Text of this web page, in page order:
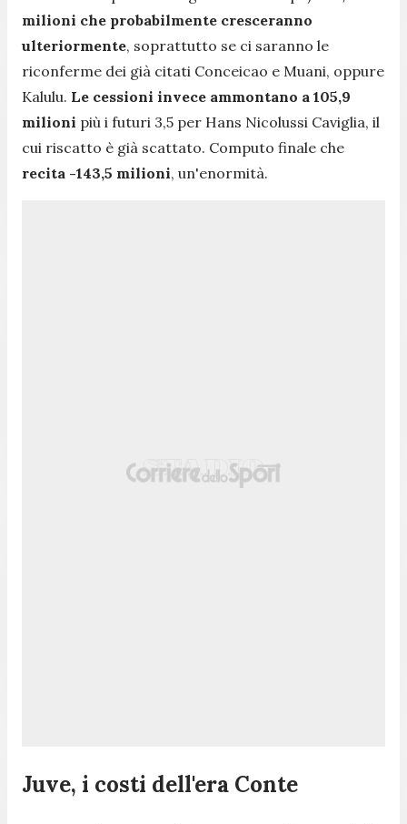
milioni che probabilmente cresceranno
ulteriormente, soprattutto se ci saranno le
riconferme dei già citati Conceicao e Muani, oppure
Kalulu. Le cessioni invece ammontano a 105,9
milioni più i futuri 3,5 per Hans Nicolussi Caviglia, il
cui riscatto è già scattato. Computo finale che
recita -143,5 milioni, un'enormità.
Juve, i costi dell'era Conte